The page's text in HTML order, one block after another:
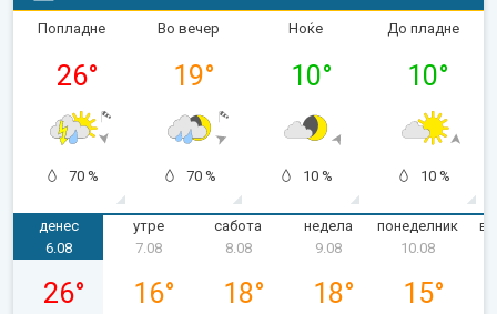
Попладне
26°
70 %
Во вечер
19°
70 %
Ноќе
10°
10 %
До пладне
10°
10 %
денес
четврток, 06.08
6.08
26°
утре
7.08
16°
сабота
8.08
18°
недела
9.08
18°
понеделник
10.08
15°